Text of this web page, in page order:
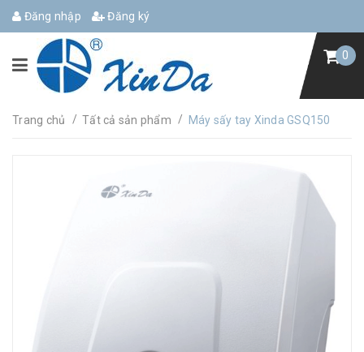
Đăng nhập Đăng ký
0
Trang chủ / Tất cả sản phẩm / Máy sấy tay Xinda GSQ150